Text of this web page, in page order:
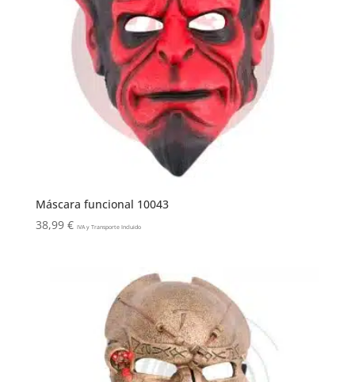
Máscara funcional 10043
38,99 € IVA y Transporte Incluido